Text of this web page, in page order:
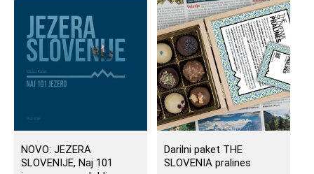
NOVO: JEZERA
SLOVENIJE, Naj 101
Darilni paket THE
SLOVENIA pralines